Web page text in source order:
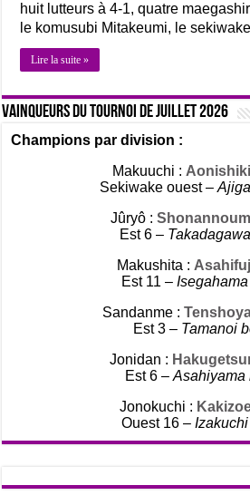
huit lutteurs à 4-1, quatre
le komusubi Mitakeumi, le
Lire la suite »
Vainqueurs du tournoi de Juillet 2026
Champions par division :
Makuuchi : Aonishiki
Sekiwake ouest –
Jûryô :
Est 6 –
Makushita :
Est 11 –
Sandanme :
Est 3 – Tamanoi
Jonidan :
Est 6 – Asahiyama
Jonokuchi :
Ouest 16 –